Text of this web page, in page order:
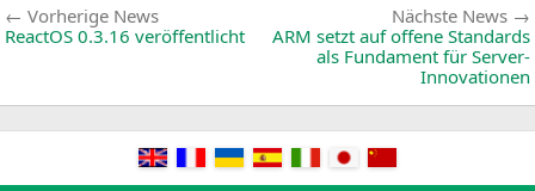
Beitragsnavigation
Vorherige NewsVorherige
News:
ReactOS 0.3.16 veröffentlicht
Nächste News
ARM setzt auf offene Standards
als Fundament für Server-
Innovationen